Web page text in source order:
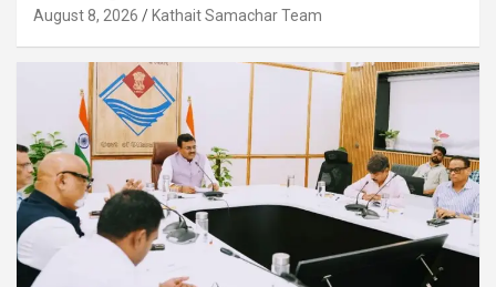
August 8, 2026 Kathait Samachar Team